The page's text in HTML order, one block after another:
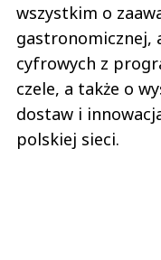
wszystkim o
gastronomicznej,
cyfrowych z
czele, a także o
dostaw i
polskiej sieci.